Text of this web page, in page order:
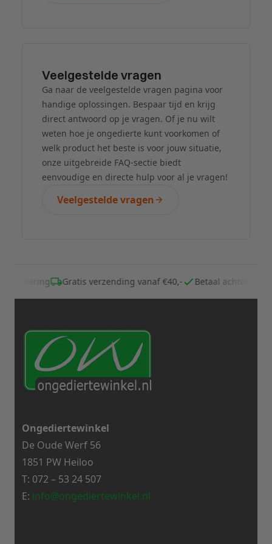
Veelgestelde vragen
Ga naar de veelgestelde vragen pagina voor
handige oplossingen. Bespaar tijd en krijg
direct antwoord op je vragen. Of je nu wilt
weten hoe je ongedierte kunt voorkomen of
welk product het beste is voor jouw situatie,
onze uitgebreide FAQ-sectie biedt
eenvoudige en directe hulp voor al je vragen!
Veelgestelde vragen
ervaring Gratis verzending vanaf €40,- Betaal achteraf
Ongediertewinkel
De Oude Werf 56
1851 PW Heiloo
T: 072 – 53 24 507
E: info@ongediertewinkel.nl